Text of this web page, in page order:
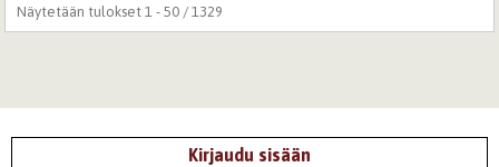
Näytetään tulokset 1 - 50 / 1329
Kirjaudu sisään